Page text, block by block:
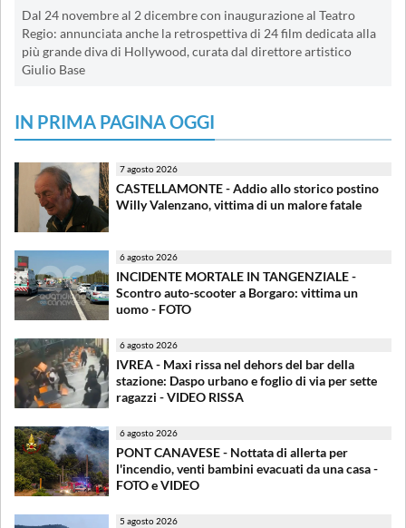
Dal 24 novembre al 2 dicembre con inaugurazione al Teatro
Regio: annunciata anche la retrospettiva di 24 film dedicata alla
più grande diva di Hollywood, curata dal direttore artistico
Giulio Base
IN PRIMA PAGINA OGGI
7 agosto 2026
CASTELLAMONTE - Addio allo storico postino
Willy Valenzano, vittima di un malore fatale
6 agosto 2026
INCIDENTE MORTALE IN TANGENZIALE -
Scontro auto-scooter a Borgaro: vittima un
uomo - FOTO
6 agosto 2026
IVREA - Maxi rissa nel dehors del bar della
stazione: Daspo urbano e foglio di via per sette
ragazzi - VIDEO RISSA
6 agosto 2026
PONT CANAVESE - Nottata di allerta per
l'incendio, venti bambini evacuati da una casa -
FOTO e VIDEO
5 agosto 2026